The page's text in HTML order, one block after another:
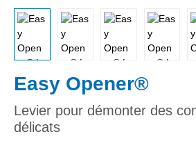
Easy Opener®
Levier pour démonter des
délicats